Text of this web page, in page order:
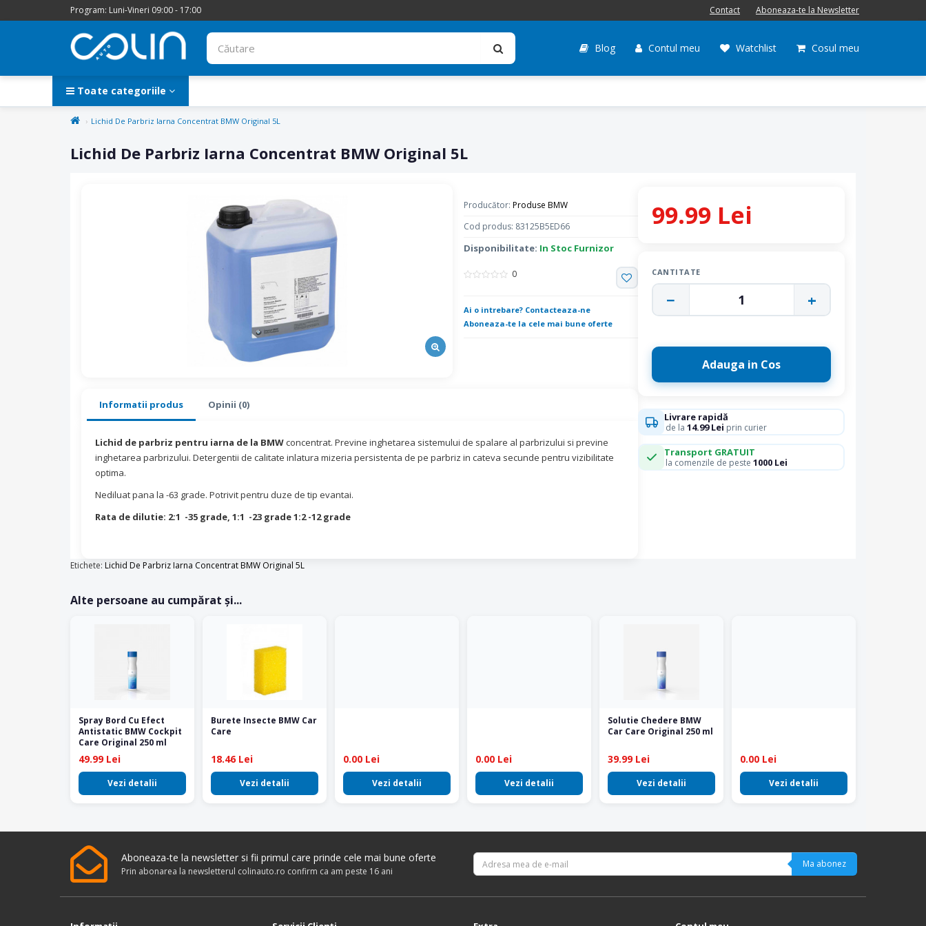
Program: Luni-Vineri 09:00 - 17:00 Contact Aboneaza-te la Newsletter
Blog Contul meu Watchlist Cosul meu
Toate categoriile
Lichid De Parbriz Iarna Concentrat BMW Original 5L
Lichid De Parbriz Iarna Concentrat BMW Original 5L
Producător: Produse BMW
Cod produs: 83125B5ED66
Disponibilitate: In Stoc Furnizor
0
Ai o intrebare? Contacteaza-ne
Aboneaza-te la cele mai bune oferte
Informatii produs Opinii (0)
Lichid de parbriz pentru iarna de la BMWconcentrat. Previne inghetarea sistemului de spalare al parbrizului si previne
inghetarea parbrizului. Detergentii de calitate inlatura mizeria persistenta de pe parbriz in cateva secunde pentru vizibilitate
optima.
Nediluat pana la -63 grade. Potrivit pentru duze de tip evantai.
Rata de dilutie: 2:1 -35 grade, 1:1 -23 grade 1:2 -12 grade
99.99 Lei
CANTITATE
− 1 +
Adauga in Cos
Livrare rapidă
de la 14.99 Lei prin curier
Transport GRATUIT
la comenzile de peste 1000 Lei
Etichete: Lichid De Parbriz Iarna Concentrat BMW Original 5L
Alte persoane au cumpărat și...
Spray Bord Cu Efect
Antistatic BMW Cockpit
Care Original 250 ml
49.99 Lei
Vezi detalii
Burete Insecte BMW Car
Care
18.46 Lei
Vezi detalii
0.00 Lei
Vezi detalii
0.00 Lei
Vezi detalii
Solutie Chedere BMW
Car Care Original 250 ml
39.99 Lei
Vezi detalii
0.00 Lei
Vezi detalii
Aboneaza-te la newsletter si fii primul care prinde cele mai bune oferte
Prin abonarea la newsletterul colinauto.ro confirm ca am peste 16 ani
Ma abonez